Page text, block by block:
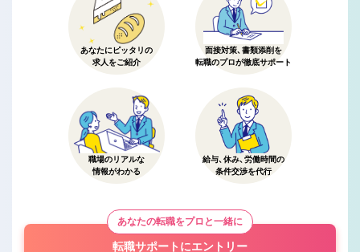
あなたにピッタリの
求人をご紹介
面接対策、書類添削を
転職のプロが徹底サポート
職場のリアルな
情報がわかる
給与、休み、労働時間の
条件交渉を代行
あなたの転職をプロと一緒に
転職サポートにエントリー